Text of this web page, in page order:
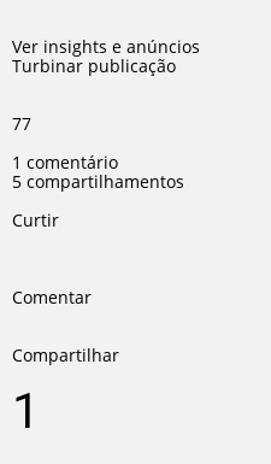
Ver insights e anúncios
Turbinar publicação
77
1 comentário
5 compartilhamentos
Curtir
Comentar
Compartilhar
1